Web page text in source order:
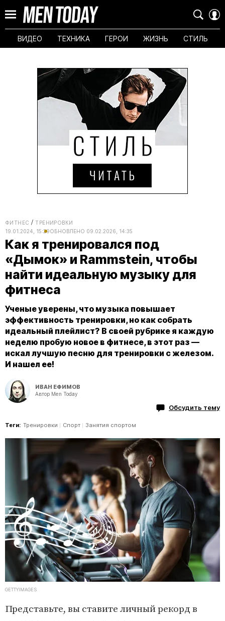
ВИДЕО ТЕХНИКА ГЕРОИ ЖИЗНЬ СТИЛЬ
ФИТНЕС
ТРЕНИРОВКИ
19.01.2024, 15:29ОБНОВЛЕНО 09.02.2026, 14:35
Как я тренировался под
«Дымок» и Rammstein, чтобы
найти идеальную музыку для
фитнеса
Ученые уверены, что музыка повышает
эффективность тренировки, но как собрать
идеальный плейлист? В своей рубрике я каждую
неделю пробую новое в фитнесе, в этот раз —
искал лучшую песню для тренировки с железом.
И нашел ее!
ИВАН ЕФИМОВ
Автор Men Today
Обсудить тему
Теги: Тренировки Спорт Занятия спортом
GETTYIMAGES
Представьте, вы ставите личный рекорд в